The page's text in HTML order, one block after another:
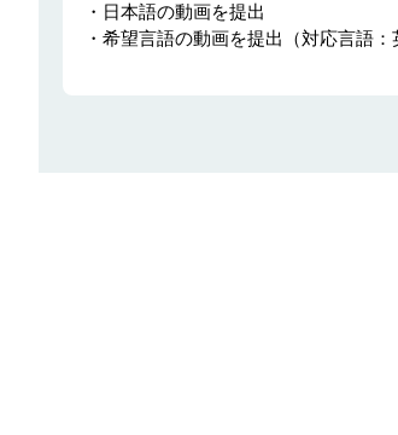
・日本語の動画を提出
・希望言語の動画を提出（対応言語